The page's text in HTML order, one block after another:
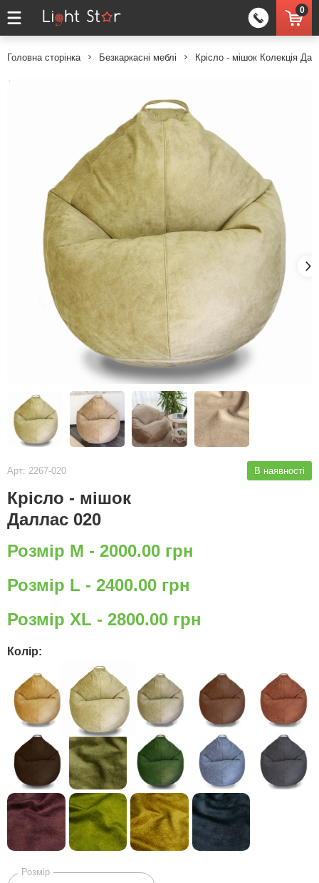
0
Головна сторінка Безкаркасні меблі Крісло - мішок Колекція
Арт: 2267-020 В наявності
Крісло - мішок
Даллас 020
Розмір M - 2000.00 грн
Розмір L - 2400.00 грн
Розмір XL - 2800.00 грн
Колір:
Розмір